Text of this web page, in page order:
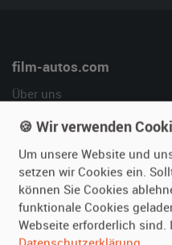
film-autos.com
Über uns
Leistungen
Kundenmeinungen
Vermieten
Oldtimer anmelden
🍪 Wir verwenden
Um unsere Website und
setzen wir Cookies ein.
können Sie Cookies
funktionale Cookies
Webseite erforderlich